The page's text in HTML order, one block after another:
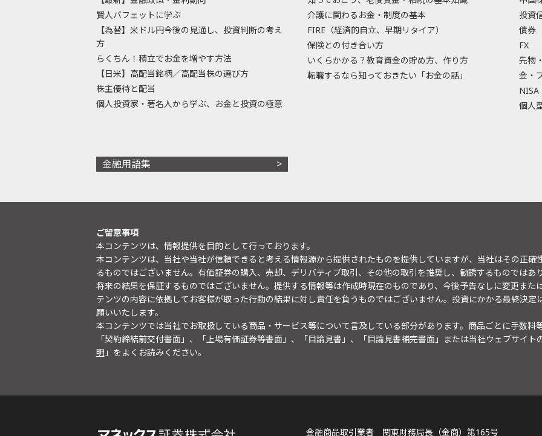
賢人バフェットに学ぶ
【為替】米ドル円今後の見通し、投資判断の考え
方
らくちん！積立でお金を増やす方法
【日米】高配当銘柄／高配当株の選び方
株主優待と配当
個人投資家・著名人から学ぶ、お金と投資の極意
介護に関わるお金・制度の基本
FIRE（経済的自立、早期リタイア）
保険との付き合い方
いくらかかる？教育資金の貯め方、作り方
転職するなら知っておきたい「お金の話」
投資
債券
FX
先物
金・
NISA
個人
金融用語集
ご留意事項
本コンテンツは、情報提供を目的として行っております。
本コンテンツは、当社や当社が信頼できると考える情報源から提供されたものを提供していますが、当社はその正
るものではございません。有価証券の購入、売却、デリバティブ取引、その他の取引を推奨し、勧誘するものではあ
将来の結果を保証するものではございません。提供する情報等は作成時現在のものであり、今後予告なしに変更また
テンツの内容に依拠してお客様が取った行動の結果に対し責任を負うものではございません。投資にかかる最終決
願いいたします。
本コンテンツでは当社でお取扱している商品・サービス等について言及している部分があります。商品ごとに手数料
「契約締結前交付書面」、「上場有価証券等書面」、「目論見書」、「目論見書補完書面」または当社ウェブサイト
明 」をよくお読みください。
金融商品取引業者 関東財務局長（金商）第165号